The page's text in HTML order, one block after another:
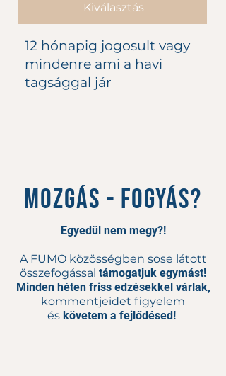
Kiválasztás
12 hónapig jogosult vagy
mindenre ami a havi
tagsággal jár
mozgás - fogyás?
Egyedül nem megy?!
A FUMO közösségben sose látott
összefogással támogatjuk egymást!
Minden héten friss edzésekkel várlak,
kommentjeidet figyelem
és követem a fejlődésed!